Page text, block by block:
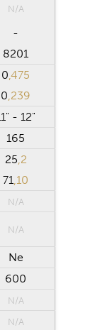
N/A
-
8201
0,475
0,239
- 12"
165
25,2
71,10
N/A
N/A
Ne
600
N/A
N/A